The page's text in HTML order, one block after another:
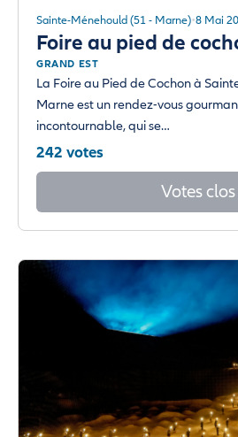
Sainte-Ménehould (51 - Marne) 8 Mai
Foire au pied de
GRAND EST
La Foire au Pied de Cochon à
Marne est un rendez-vous
incontournable, qui se…
242 votes
Votes clos